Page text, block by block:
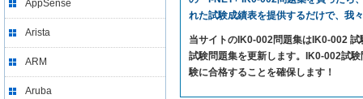
AppSense
Arista
ARM
Aruba
れた試験成績表を提供するだけで、我
当サイトのIK0-002問題集はIK0-002
試験問題集を更新します。IK0-002試
験に合格することを確保します！